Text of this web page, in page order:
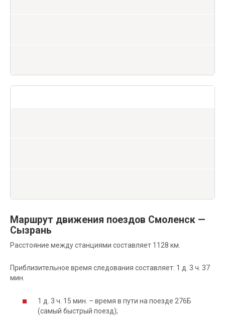
Маршрут движения поездов Смоленск —
Сызрань
Расстояние между станциями составляет 1128 км.
Приблизительное время следования составляет: 1 д. 3 ч. 37
мин.
1 д. 3 ч. 15 мин. – время в пути на поезде 276Б
(самый быстрый поезд);